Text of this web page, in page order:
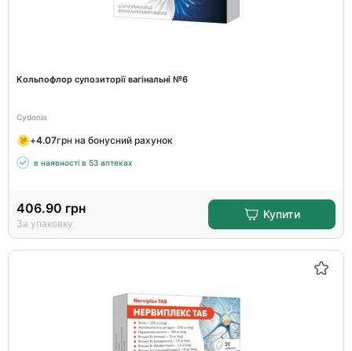
Кольпофлор супозиторії вагінальні №6
Cydonia
+4.07грн на бонусний рахунок
в наявності в 53 аптеках
406.90 грн
За упаковку
Купити